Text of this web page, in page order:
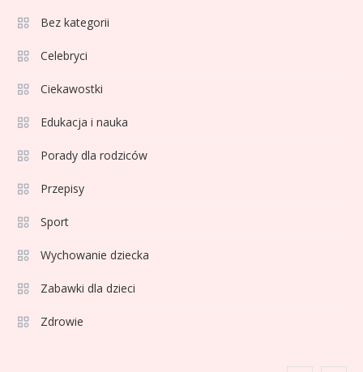
Bez kategorii
Celebryci
Ciekawostki
Edukacja i nauka
Porady dla rodziców
Przepisy
Sport
Wychowanie dziecka
Zabawki dla dzieci
Zdrowie
3 Sport
formy i statystyk
4
La Liga rankingi: Tabela,
Lech Poznań rankingi: Analiza